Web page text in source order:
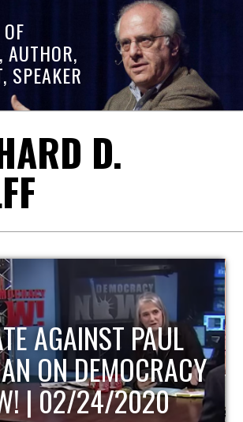
AUTHOR,
SPEAKER
D.
AGAINST PAUL
ON DEMOCRACY
| 02/24/2020